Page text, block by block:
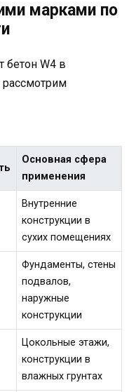
марками по
бетон W4 в
Основная сфера
применения
Внутренние
конструкции в
сухих помещениях
Фундаменты, стены
подвалов,
наружные
конструкции
Цокольные этажи,
конструкции в
влажных грунтах